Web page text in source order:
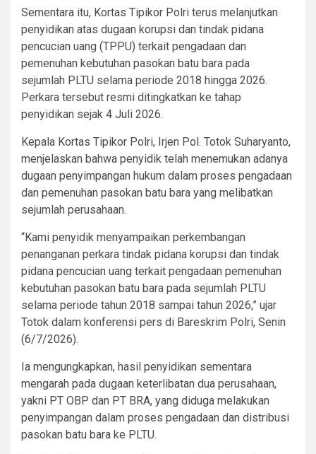
Sementara itu, Kortas Tipikor Polri terus melanjutkan
penyidikan atas dugaan korupsi dan tindak pidana
pencucian uang (TPPU) terkait pengadaan dan
pemenuhan kebutuhan pasokan batu bara pada
sejumlah PLTU selama periode 2018 hingga 2026.
Perkara tersebut resmi ditingkatkan ke tahap
penyidikan sejak 4 Juli 2026.
Kepala Kortas Tipikor Polri, Irjen Pol. Totok Suharyanto,
menjelaskan bahwa penyidik telah menemukan adanya
dugaan penyimpangan hukum dalam proses pengadaan
dan pemenuhan pasokan batu bara yang melibatkan
sejumlah perusahaan.
“Kami penyidik menyampaikan perkembangan
penanganan perkara tindak pidana korupsi dan tindak
pidana pencucian uang terkait pengadaan pemenuhan
kebutuhan pasokan batu bara pada sejumlah PLTU
selama periode tahun 2018 sampai tahun 2026,” ujar
Totok dalam konferensi pers di Bareskrim Polri, Senin
(6/7/2026).
Ia mengungkapkan, hasil penyidikan sementara
mengarah pada dugaan keterlibatan dua perusahaan,
yakni PT OBP dan PT BRA, yang diduga melakukan
penyimpangan dalam proses pengadaan dan distribusi
pasokan batu bara ke PLTU.